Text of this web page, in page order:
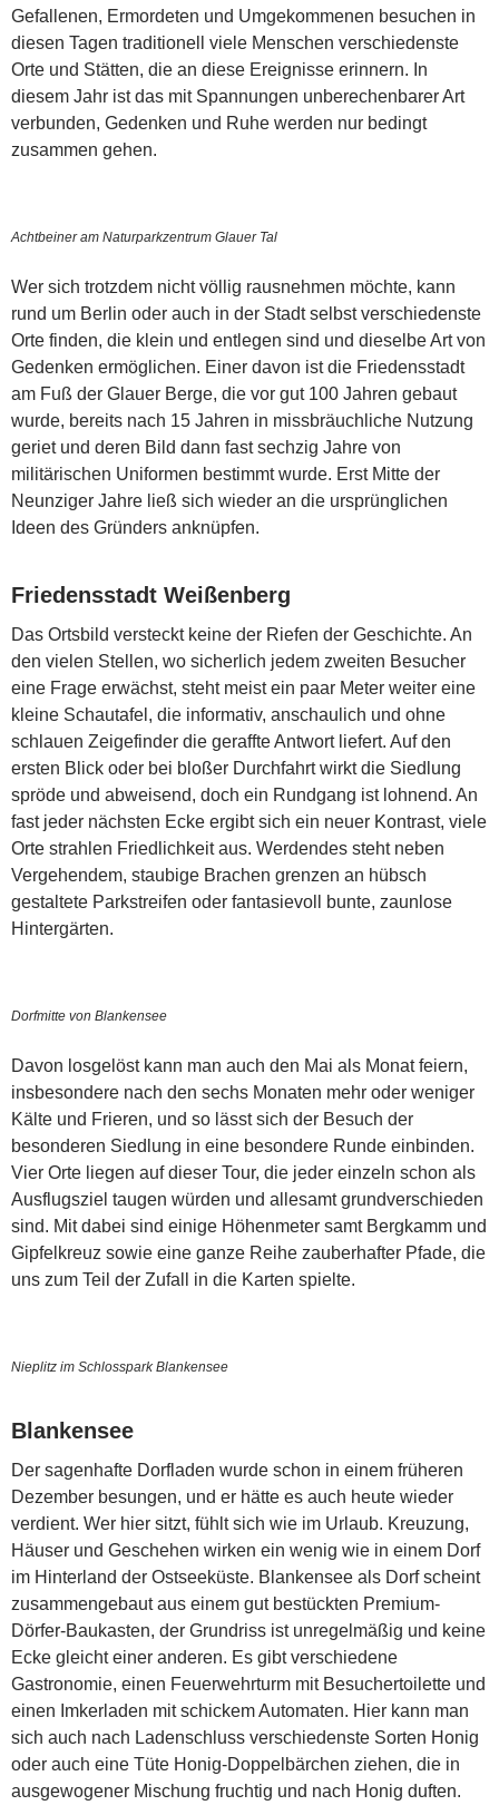
Gefallenen, Ermordeten und Umgekommenen besuchen in
diesen Tagen traditionell viele Menschen verschiedenste
Orte und Stätten, die an diese Ereignisse erinnern. In
diesem Jahr ist das mit Spannungen unberechenbarer Art
verbunden, Gedenken und Ruhe werden nur bedingt
zusammen gehen.
Achtbeiner am Naturparkzentrum Glauer Tal
Wer sich trotzdem nicht völlig rausnehmen möchte, kann
rund um Berlin oder auch in der Stadt selbst verschiedenste
Orte finden, die klein und entlegen sind und dieselbe Art von
Gedenken ermöglichen. Einer davon ist die Friedensstadt
am Fuß der Glauer Berge, die vor gut 100 Jahren gebaut
wurde, bereits nach 15 Jahren in missbräuchliche Nutzung
geriet und deren Bild dann fast sechzig Jahre von
militärischen Uniformen bestimmt wurde. Erst Mitte der
Neunziger Jahre ließ sich wieder an die ursprünglichen
Ideen des Gründers anknüpfen.
Friedensstadt Weißenberg
Das Ortsbild versteckt keine der Riefen der Geschichte. An
den vielen Stellen, wo sicherlich jedem zweiten Besucher
eine Frage erwächst, steht meist ein paar Meter weiter eine
kleine Schautafel, die informativ, anschaulich und ohne
schlauen Zeigefinder die geraffte Antwort liefert. Auf den
ersten Blick oder bei bloßer Durchfahrt wirkt die Siedlung
spröde und abweisend, doch ein Rundgang ist lohnend. An
fast jeder nächsten Ecke ergibt sich ein neuer Kontrast, viele
Orte strahlen Friedlichkeit aus. Werdendes steht neben
Vergehendem, staubige Brachen grenzen an hübsch
gestaltete Parkstreifen oder fantasievoll bunte, zaunlose
Hintergärten.
Dorfmitte von Blankensee
Davon losgelöst kann man auch den Mai als Monat feiern,
insbesondere nach den sechs Monaten mehr oder weniger
Kälte und Frieren, und so lässt sich der Besuch der
besonderen Siedlung in eine besondere Runde einbinden.
Vier Orte liegen auf dieser Tour, die jeder einzeln schon als
Ausflugsziel taugen würden und allesamt grundverschieden
sind. Mit dabei sind einige Höhenmeter samt Bergkamm und
Gipfelkreuz sowie eine ganze Reihe zauberhafter Pfade, die
uns zum Teil der Zufall in die Karten spielte.
Nieplitz im Schlosspark Blankensee
Blankensee
Der sagenhafte Dorfladen wurde schon in einem früheren
Dezember besungen, und er hätte es auch heute wieder
verdient. Wer hier sitzt, fühlt sich wie im Urlaub. Kreuzung,
Häuser und Geschehen wirken ein wenig wie in einem Dorf
im Hinterland der Ostseeküste. Blankensee als Dorf scheint
zusammengebaut aus einem gut bestückten Premium-
Dörfer-Baukasten, der Grundriss ist unregelmäßig und keine
Ecke gleicht einer anderen. Es gibt verschiedene
Gastronomie, einen Feuerwehrturm mit Besuchertoilette und
einen Imkerladen mit schickem Automaten. Hier kann man
sich auch nach Ladenschluss verschiedenste Sorten Honig
oder auch eine Tüte Honig-Doppelbärchen ziehen, die in
ausgewogener Mischung fruchtig und nach Honig duften.